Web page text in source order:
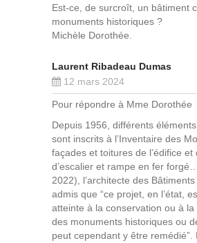
Est-ce, de surcroît, un bâtiment
monuments historiques ?
Michèle Dorothée.
Laurent Ribadeau Dumas
12 mars 2024
Pour répondre à Mme Dorothée
Depuis 1956, différents
sont inscrits à l’Inventaire des
façades et toitures de l’édifice
d’escalier et rampe en fer
2022), l’architecte des
admis que “ce projet, en l’état,
atteinte à la conservation ou à
des monuments historiques ou
peut cependant y être remédié”.